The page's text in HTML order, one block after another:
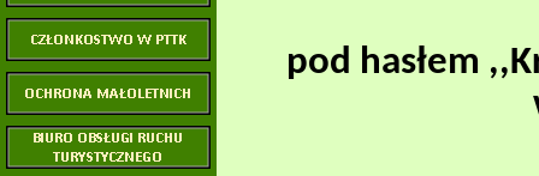
pod hasłem